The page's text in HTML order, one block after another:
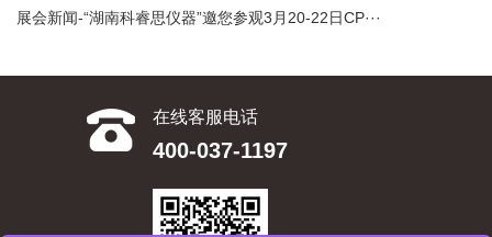
展会新闻-“湖南科睿思仪器”邀您参观3月20-22日CP···
在线客服电话
400-037-1197